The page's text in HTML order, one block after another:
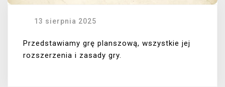
13 sierpnia 2025
Przedstawiamy grę planszową, wszystkie jej
rozszerzenia i zasady gry.